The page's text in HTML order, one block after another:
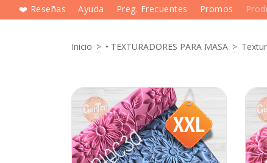
❤️ Reseñas Ayuda Preg. Frecuentes Promos
Inicio > • TEXTURADORES PARA MASA >